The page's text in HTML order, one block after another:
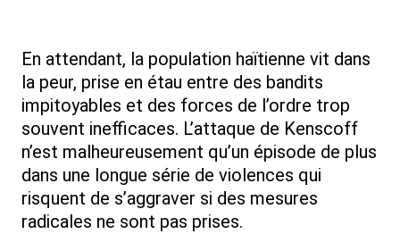
En attendant, la population haïtienne vit dans
la peur, prise en étau entre des bandits
impitoyables et des forces de l’ordre trop
souvent inefficaces. L’attaque de Kenscoff
n’est malheureusement qu’un épisode de plus
dans une longue série de violences qui
risquent de s’aggraver si des mesures
radicales ne sont pas prises.